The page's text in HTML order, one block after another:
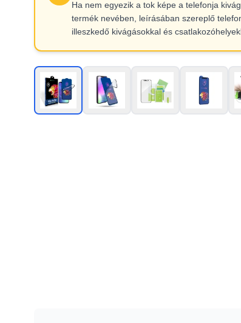
Ha nem egyezik a tok képe a telefonja
termék nevében, leírásában szereplő
illeszkedő kivágásokkal és